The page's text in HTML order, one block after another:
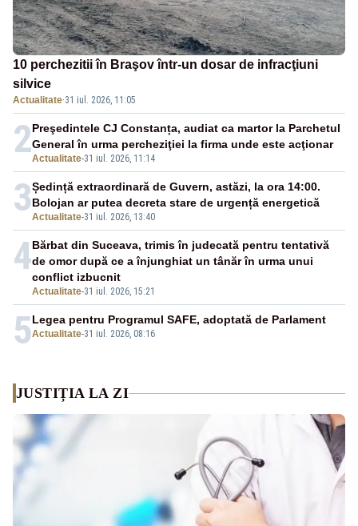
10 perchezitii în Braşov într-un dosar de infracţiuni
silvice
Actualitate·31 iul. 2026, 11:05
2Actualitate-31 iul. 2026, 11:14
Preşedintele CJ Constanța, audiat ca martor la Parchetul
General în urma percheziţiei la firma unde este acţionar
3Actualitate-31 iul. 2026, 13:40
Ședință extraordinară de Guvern, astăzi, la ora 14:00.
Bolojan ar putea decreta stare de urgență energetică
4
Actualitate-31 iul. 2026, 15:21
Bărbat din Suceava, trimis în judecată pentru tentativă
de omor după ce a înjunghiat un tânăr în urma unui
conflict izbucnit
5Actualitate-31 iul. 2026, 08:16
Legea pentru Programul SAFE, adoptată de Parlament
JUSTIȚIA LA ZI